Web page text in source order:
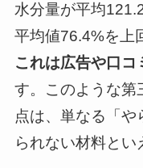
水分量が平均
平均値76.4%を上
これは広告や口コ
す。このような第
点は、単なる「や
られない材料とい